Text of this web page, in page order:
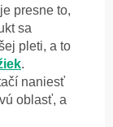
je presne to,
sa
pleti, a to
.
naniesť
oblasť, a